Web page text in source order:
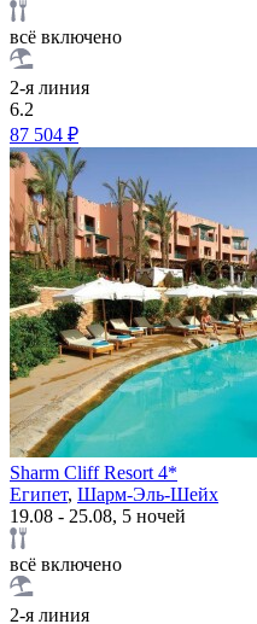
всё включено
2-я линия
6.2
87 504 ₽
Sharm Cliff Resort 4*
Египет, Шарм-Эль-Шейх
19.08 - 25.08, 5 ночей
всё включено
2-я линия